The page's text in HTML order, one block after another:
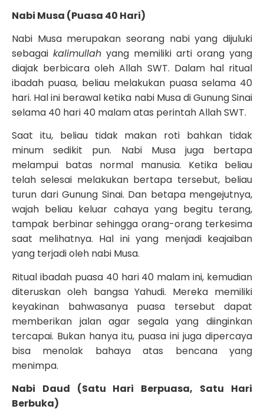
Nabi Musa (Puasa 40 Hari)
Nabi Musa merupakan seorang nabi yang dijuluki
sebagai kalimullah yang memiliki arti orang yang
diajak berbicara oleh Allah SWT. Dalam hal ritual
ibadah puasa, beliau melakukan puasa selama 40
hari. Hal ini berawal ketika nabi Musa di Gunung Sinai
selama 40 hari 40 malam atas perintah Allah SWT.
Saat itu, beliau tidak makan roti bahkan tidak
minum sedikit pun. Nabi Musa juga bertapa
melampui batas normal manusia. Ketika beliau
telah selesai melakukan bertapa tersebut, beliau
turun dari Gunung Sinai. Dan betapa mengejutnya,
wajah beliau keluar cahaya yang begitu terang,
tampak berbinar sehingga orang-orang terkesima
saat melihatnya. Hal ini yang menjadi keajaiban
yang terjadi oleh nabi Musa.
Ritual ibadah puasa 40 hari 40 malam ini, kemudian
diteruskan oleh bangsa Yahudi. Mereka memiliki
keyakinan bahwasanya puasa tersebut dapat
memberikan jalan agar segala yang diinginkan
tercapai. Bukan hanya itu, puasa ini juga dipercaya
bisa menolak bahaya atas bencana yang
menimpa.
Nabi Daud (Satu Hari Berpuasa, Satu Hari
Berbuka)